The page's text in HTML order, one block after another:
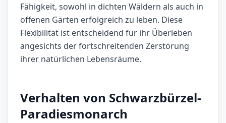
Fähigkeit, sowohl in dichten Wäldern als auch in
offenen Gärten erfolgreich zu leben. Diese
Flexibilität ist entscheidend für ihr Überleben
angesichts der fortschreitenden Zerstörung
ihrer natürlichen Lebensräume.
Verhalten von Schwarzbürzel-
Paradiesmonarch